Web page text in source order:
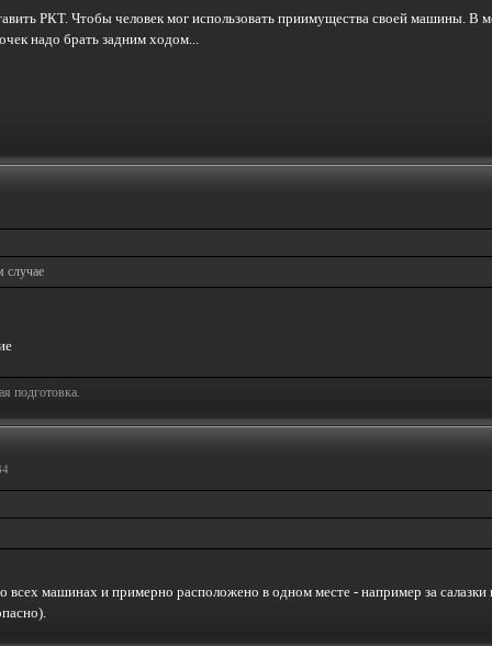
РКТ. Чтобы человек мог использовать приимущества своей машины.
надо брать задним ходом...
случае
подготовка.
всех машинах и примерно расположено в одном месте - например за